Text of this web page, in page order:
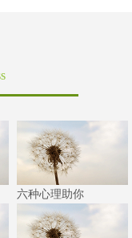
六种心理助你